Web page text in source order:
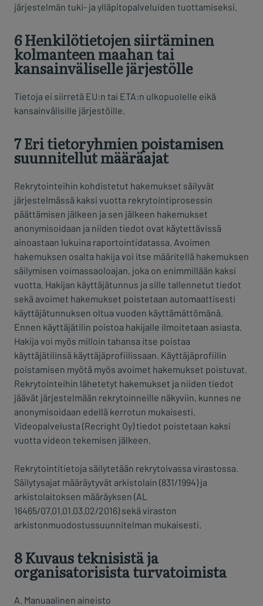
järjestelmän tuki- ja ylläpitopalveluiden tuottamiseksi.
6 Henkilötietojen siirtäminen
kolmanteen maahan tai
kansainväliselle järjestölle
Tietoja ei siirretä EU:n tai ETA:n ulkopuolelle eikä
kansainvälisille järjestöille.
7 Eri tietoryhmien poistamisen
suunnitellut määräajat
Rekrytointeihin kohdistetut hakemukset säilyvät
järjestelmässä kaksi vuotta rekrytointiprosessin
päättämisen jälkeen ja sen jälkeen hakemukset
anonymisoidaan ja niiden tiedot ovat käytettävissä
ainoastaan lukuina raportointidatassa. Avoimen
hakemuksen osalta hakija voi itse määritellä hakemuksen
säilymisen voimassaoloajan, joka on enimmillään kaksi
vuotta. Hakijan käyttäjätunnus ja sille tallennetut tiedot
sekä avoimet hakemukset poistetaan automaattisesti
käyttäjätunnuksen oltua vuoden käyttämättömänä.
Ennen käyttäjätilin poistoa hakijalle ilmoitetaan asiasta.
Hakija voi myös milloin tahansa itse poistaa
käyttäjätilinsä käyttäjäprofiilissaan. Käyttäjäprofiilin
poistamisen myötä myös avoimet hakemukset poistuvat.
Rekrytointeihin lähetetyt hakemukset ja niiden tiedot
jäävät järjestelmään rekrytoinneille näkyviin, kunnes ne
anonymisoidaan edellä kerrotun mukaisesti.
Videopalvelusta (Recright Oy) tiedot poistetaan kaksi
vuotta videon tekemisen jälkeen.
Rekrytointitietoja säilytetään rekrytoivassa virastossa.
Säilytysajat määräytyvät arkistolain (831/1994) ja
arkistolaitoksen määräyksen (AL
16465/07.01.01.03.02/2016) sekä viraston
arkistonmuodostussuunnitelman mukaisesti.
8 Kuvaus teknisistä ja
organisatorisista turvatoimista
A. Manuaalinen aineisto